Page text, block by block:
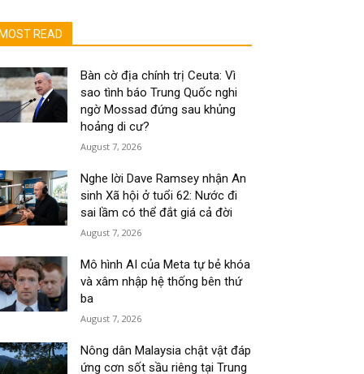
MOST READ
Bàn cờ địa chính trị Ceuta: Vì
sao tình báo Trung Quốc nghi
ngờ Mossad đứng sau khủng
hoảng di cư?
August 7, 2026
Nghe lời Dave Ramsey nhận An
sinh Xã hội ở tuổi 62: Nước đi
sai lầm có thể đắt giá cả đời
August 7, 2026
Mô hình AI của Meta tự bẻ khóa
và xâm nhập hệ thống bên thứ
ba
August 7, 2026
Nông dân Malaysia chật vật đáp
ứng cơn sốt sầu riêng tại Trung